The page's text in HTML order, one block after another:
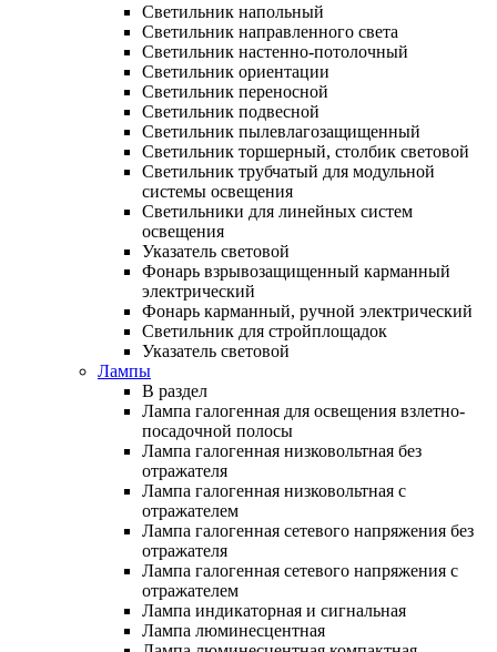
Светильник напольный
Светильник направленного света
Светильник настенно-потолочный
Светильник ориентации
Светильник переносной
Светильник подвесной
Светильник пылевлагозащищенный
Светильник торшерный, столбик световой
Светильник трубчатый для модульной
системы освещения
Светильники для линейных систем
освещения
Указатель световой
Фонарь взрывозащищенный карманный
электрический
Фонарь карманный, ручной электрический
Светильник для стройплощадок
Указатель световой
Лампы
В раздел
Лампа галогенная для освещения взлетно-
посадочной полосы
Лампа галогенная низковольтная без
отражателя
Лампа галогенная низковольтная с
отражателем
Лампа галогенная сетевого напряжения без
отражателя
Лампа галогенная сетевого напряжения с
отражателем
Лампа индикаторная и сигнальная
Лампа люминесцентная